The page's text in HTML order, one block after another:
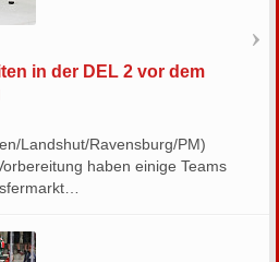
in der DEL 2 vor dem
Landshut/Ravensburg/PM)
haben einige Teams